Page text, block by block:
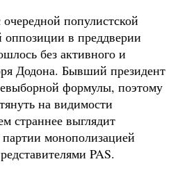
популистской
оппозиции в преддверии
без активного и
Додона. Бывший президент
формулы, поэтому
на видимости
страннее выглядит
партии монополизацией
PAS.